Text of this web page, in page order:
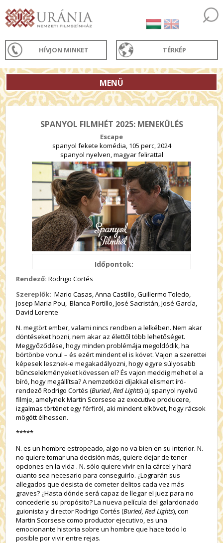
HÍVJON MINKET TÉRKÉP
MENÜ
SPANYOL FILMHÉT 2025: MENEKÜLÉS
Escape
spanyol fekete komédia, 105 perc, 2024
spanyol nyelven, magyar felirattal
Időpontok:
Rendező: Rodrigo Cortés
Szereplők:Mario Casas, Anna Castillo, Guillermo Toledo,
Josep Maria Pou, Blanca Portillo, José Sacristán, José García,
David Lorente
N. megtört ember, valami nincs rendben a lelkében. Nem akar
döntéseket hozni, nem akar az élettől több lehetőséget.
Meggyőződése, hogy minden problémája megoldódik, ha
börtönbe vonul – és ezért mindent el is követ. Vajon a szerettei
képesek lesznek-e megakadályozni, hogy egyre súlyosabb
bűncselekményeket kövessen el? És vajon meddig mehet el a
bíró, hogy megállítsa? A nemzetközi díjakkal elismert író-
rendező Rodrigo Cortés (Buried,Red Lights) új spanyol nyelvű
filmje, amelynek Martin Scorsese az executive producere,
izgalmas történet egy férfiról, aki mindent elkövet, hogy rácsok
mögött élhessen.
*****
N. es un hombre estropeado, algo no va bien en su interior. N.
no quiere tomar una decisión más, quiere dejar de tener
opciones en la vida . N. sólo quiere vivir en la cárcel y hará
cuanto sea necesario para conseguirlo. ¿Lograrán sus
allegados que desista de cometer delitos cada vez más
graves? ¿Hasta dónde será capaz de llegar el juez para no
concederle su propósito? La nueva película del galardonado
guionista y director Rodrigo Cortés (Buried, Red Lights), con
Martin Scorsese como productor ejecutivo, es una
emocionante historia sobre un hombre que hace todo lo
posible por vivir entre rejas.